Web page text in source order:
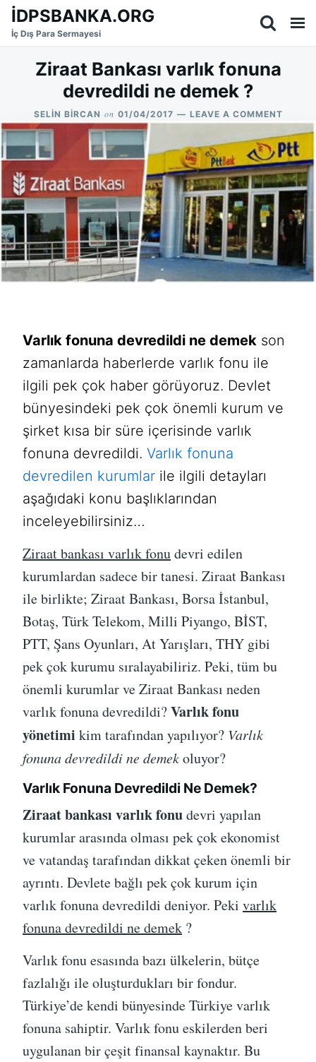
SkipSearch
for:
İDPSBANKA.ORG
İç Dış Para Sermayesi
Ziraat Bankası varlık fonuna
devredildi ne demek ?
SELIN BIRCAN on 01/04/2017 LEAVE A COMMENTON
VARLIK
NE
DEMEK
?
Varlık fonuna devredildi ne demek son
zamanlarda haberlerde varlık fonu ile
ilgili pek çok haber görüyoruz. Devlet
bünyesindeki pek çok önemli kurum ve
şirket kısa bir süre içerisinde varlık
fonuna devredildi. Varlık fonuna
devredilen kurumlar ile ilgili detayları
aşağıdaki konu başlıklarından
inceleyebilirsiniz…
Ziraat bankası varlık fonudevri edilen
kurumlardan sadece bir tanesi. Ziraat Bankası
ile birlikte; Ziraat Bankası, Borsa İstanbul,
Botaş, Türk Telekom, Milli Piyango, BİST,
PTT, Şans Oyunları, At Yarışları, THY gibi
pek çok kurumu sıralayabiliriz. Peki, tüm bu
önemli kurumlar ve Ziraat Bankası neden
varlık fonuna devredildi?Varlık fonu
yönetimi kim tarafından yapılıyor? Varlık
fonuna devredildi ne demekoluyor?
Varlık Fonuna Devredildi Ne Demek?
Ziraat bankası varlık fonudevri yapılan
kurumlar arasında olması pek çok ekonomist
ve vatandaş tarafından dikkat çeken önemli bir
ayrıntı. Devlete bağlı pek çok kurum için
varlık fonuna devredildi deniyor. Peki varlık
fonuna devredildi ne demek ?
Varlık fonu esasında bazı ülkelerin, bütçe
fazlalığı ile oluşturdukları bir fondur.
Türkiye’de kendi bünyesinde Türkiye varlık
fonuna sahiptir. Varlık fonu eskilerden beri
uygulanan bir çeşit finansal kaynaktır. Bu